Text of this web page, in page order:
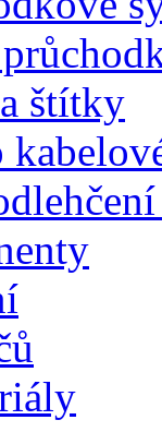
štítky